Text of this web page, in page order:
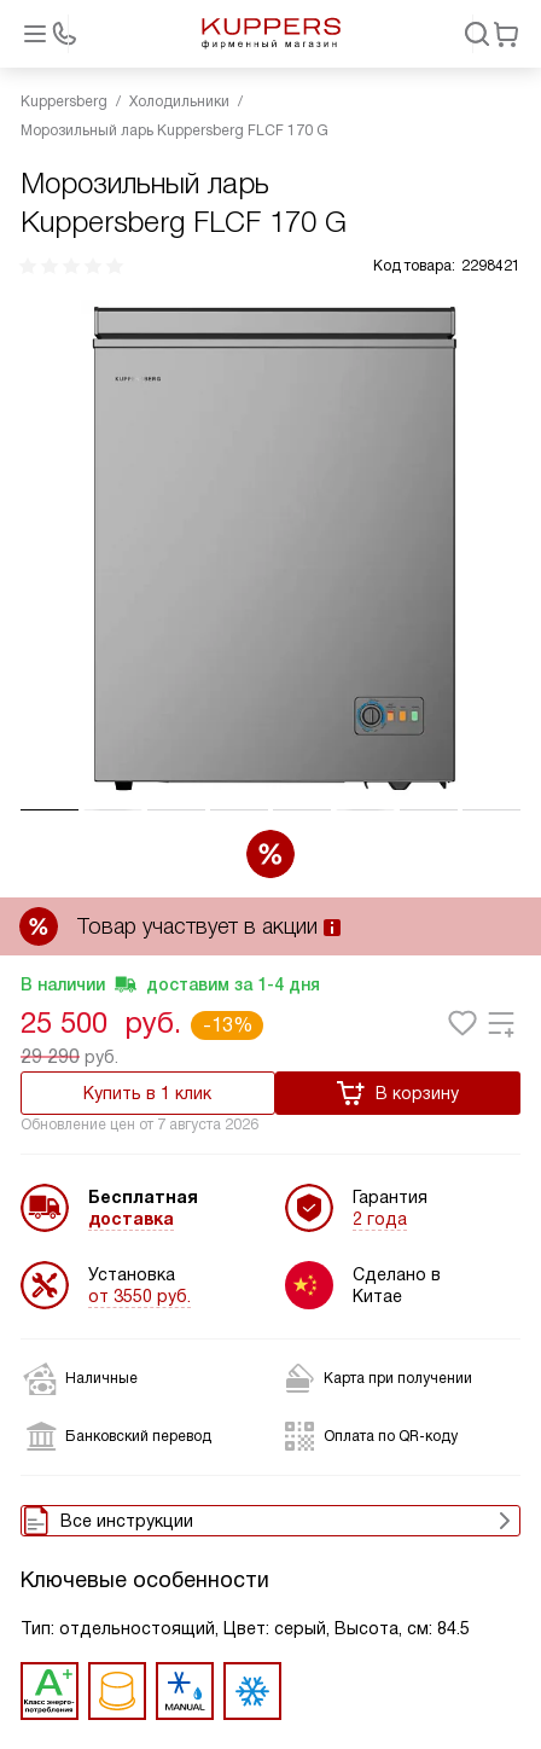
Kuppersberg
Холодильники
Морозильный ларь Kuppersberg FLCF 170 G
Морозильный ларь
Kuppersberg FLCF 170 G
Код товара: 2298421
Товар участвует в акции
В наличии доставим за 1-4 дня
25 500 руб.
-13%
29 290 руб.
Купить в 1 клик
В корзину
Обновление цен от 7 августа 2026
Бесплатная
доставка
Установка
от 3550 руб.
Гарантия
2 года
Сделано в
Китае
Наличные Карта при получении
Банковский перевод Оплата по QR-коду
Все инструкции
Ключевые особенности
Тип: отдельностоящий, Цвет: серый, Высота, см: 84.5